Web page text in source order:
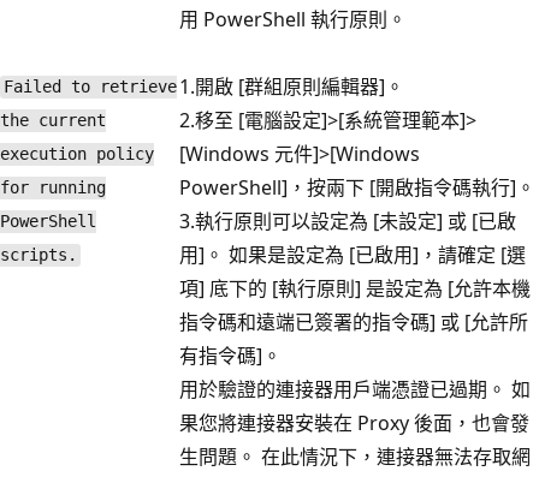
Failed to retrieve
the current
execution policy
for running
PowerShell
scripts.
用 PowerShell 執行原則。
1.開啟 [群組原則編輯器]。
2.移至 [電腦設定]>[系統管理範本]>
[Windows 元件]>[Windows
PowerShell] ，按兩下 [開啟指令碼執行] 。
3.執行原則可以設定為 [未設定] 或 [已啟
用] 。 如果是設定為 [已啟用] ，請確定 [選
項] 底下的 [執行原則] 是設定為 [允許本機
指令碼和遠端已簽署的指令碼] 或 [允許所
有指令碼] 。
用於驗證的連接器用戶端憑證已過期。 如
果您將連接器安裝在 Proxy 後面，也會發
生問題。 在此情況下，連接器無法存取網